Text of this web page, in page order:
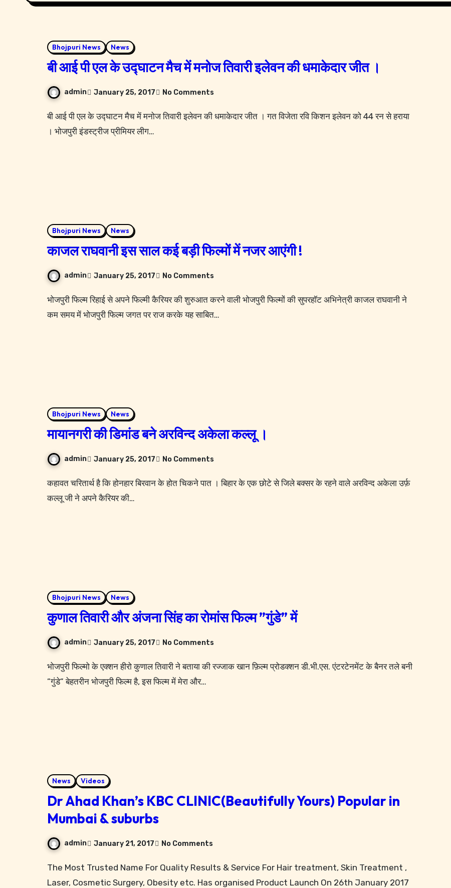
Bhojpuri News News
बी आई पी एल के उद्घाटन मैच में मनोज तिवारी इलेवन की धमाकेदार जीत ।
admin January 25, 2017 No Comments
बी आई पी एल के उद्घाटन मैच में मनोज तिवारी इलेवन की धमाकेदार जीत । गत विजेता रवि किशन इलेवन को 44 रन से हराया
। भोजपुरी इंडस्ट्रीज प्रीमियर लीग…
Bhojpuri News News
काजल राघवानी इस साल कई बड़ी फिल्मों में नजर आएंगी !
admin January 25, 2017 No Comments
भोजपुरी फिल्म रिहाई से अपने फिल्मी कैरियर की शुरुआत करने वाली भोजपुरी फिल्मों की सुपरहॉट अभिनेत्री काजल राघवानी ने
कम समय में भोजपुरी फिल्म जगत पर राज करके यह साबित…
Bhojpuri News News
मायानगरी की डिमांड बने अरविन्द अकेला कल्लू ।
admin January 25, 2017 No Comments
कहावत चरितार्थ है कि होनहार बिरवान के होत चिकने पात । बिहार के एक छोटे से जिले बक्सर के रहने वाले अरविन्द अकेला उर्फ़
कल्लू जी ने अपने कैरियर की…
Bhojpuri News News
कुणाल तिवारी और अंजना सिंह का रोमांस फिल्म ”गुंडे” में
admin January 25, 2017 No Comments
भोजपुरी फिल्मो के एक्शन हीरो कुणाल तिवारी ने बताया की रज्जाक खान फ़िल्म प्रोडक्शन डी.भी.एस. एंटरटेनमेंट के बैनर तले बनी
”गुंडे” बेहतरीन भोजपुरी फिल्म है, इस फिल्म में मेरा और…
News Videos
Dr Ahad Khan’s KBC CLINIC(Beautifully Yours) Popular in
Mumbai & suburbs
admin January 21, 2017 No Comments
The Most Trusted Name For Quality Results & Service For Hair treatment, Skin Treatment ,
Laser, Cosmetic Surgery, Obesity etc. Has organised Product Launch On 26th January 2017